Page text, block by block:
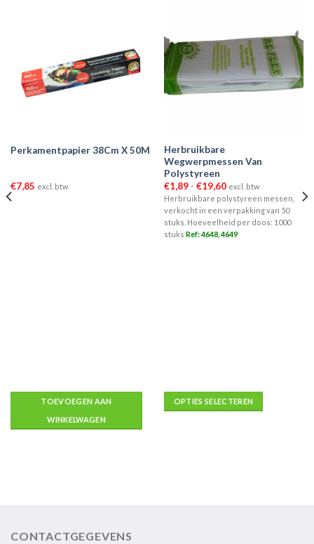
Perkamentpapier 38Cm X 50M
€7,85 excl. btw
TOEVOEGEN AAN
WINKELWAGEN
Herbruikbare
Wegwerpmessen Van
Polystyreen
€1,89 - €19,60Prijsklasse:
€1,89
tot
€19,60
excl. btw
Herbruikbare polystyreen messen,
verkocht in een verpakking van 50
stuks. Hoeveelheid per doos: 1000
stuks Ref: 4648, 4649
OPTIES SELECTEREN
Deze
CONTACTGEGEVENS